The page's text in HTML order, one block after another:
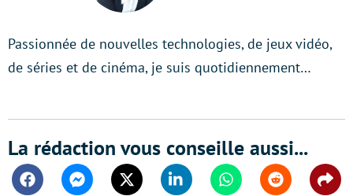
Passionnée de nouvelles technologies, de jeux vidéo,
de séries et de cinéma, je suis quotidiennement…
La rédaction vous conseille aussi...
FacebookMessengerTwitter Linkedin WhatsappReddit